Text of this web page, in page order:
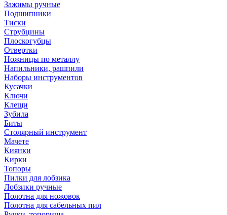
Зажимы ручные
Подшипники
Тиски
Струбцины
Плоскогубцы
Отвертки
Ножницы по металлу
Напильники, рашпили
Наборы инструментов
Кусачки
Ключи
Клещи
Зубила
Биты
Столярный инструмент
Мачете
Киянки
Кирки
Топоры
Пилки для лобзика
Лобзики ручные
Полотна для ножовок
Полотна для сабельных пил